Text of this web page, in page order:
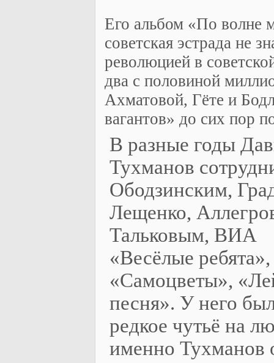
Его альбом «По волне
советская эстрада не
революцией в
два с половиной
Ахматовой, Гёте и
вагантов» до сих пор
В разные годы
Тухманов
Ободзинским,
Лещенко,
Тальковым, ВИА
«Весёлые ребята»,
«Самоцветы»,
песня». У него
редкое чутьё на
именно Тухманов